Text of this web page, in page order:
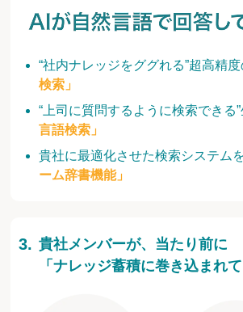
“社内ナレッジをググれる”超高精
検索」
“上司に質問するように検索できる
言語検索」
貴社に最適化させた検索システム
ーム辞書機能」
貴社メンバーが、当たり前に
「ナレッジ蓄積に巻き込まれ